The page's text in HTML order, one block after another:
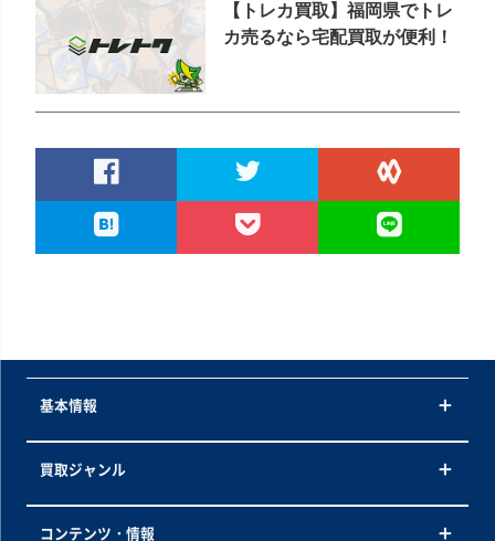
【トレカ買取】福岡県でトレ
カ売るなら宅配買取が便利！
基本情報
買取ジャンル
コンテンツ・情報